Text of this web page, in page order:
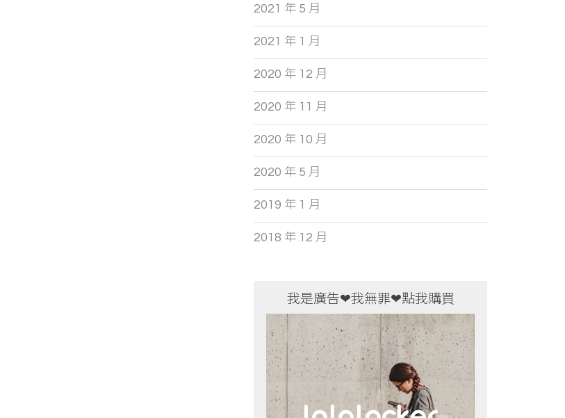
2021 年 5 月
2021 年 1 月
2020 年 12 月
2020 年 11 月
2020 年 10 月
2020 年 5 月
2019 年 1 月
2018 年 12 月